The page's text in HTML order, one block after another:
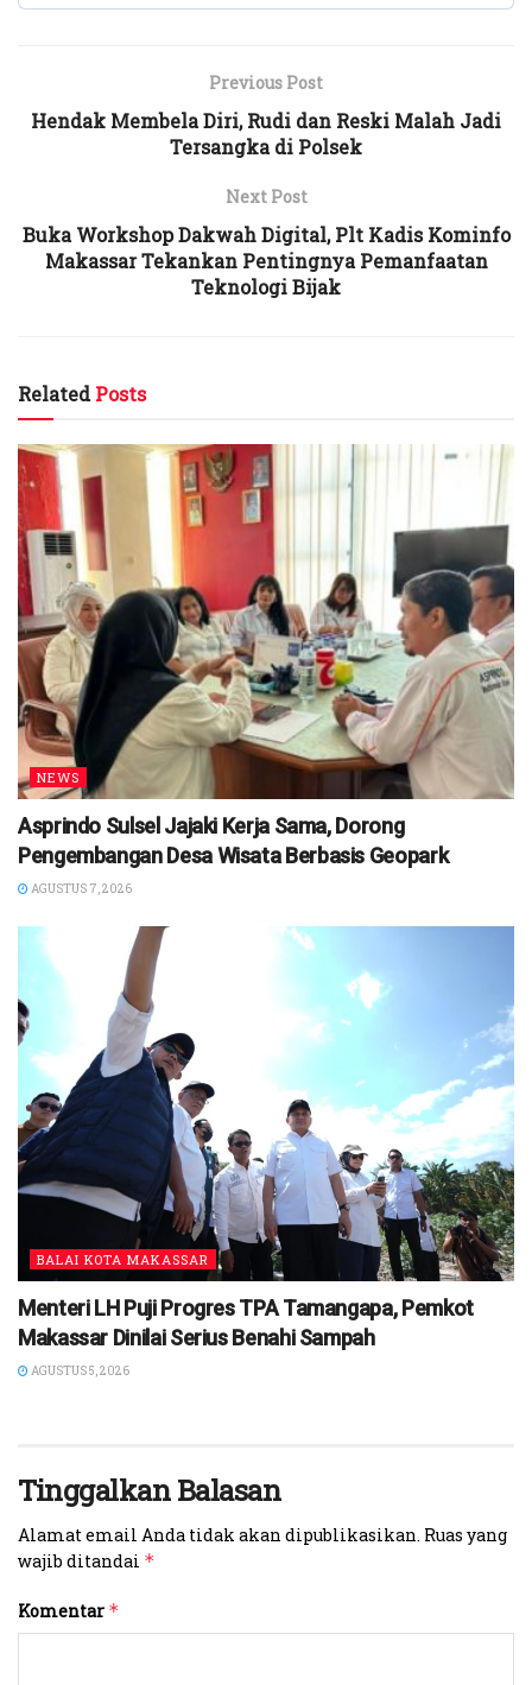
Previous Post
Hendak Membela Diri, Rudi dan Reski Malah Jadi
Tersangka di Polsek
Next Post
Buka Workshop Dakwah Digital, Plt Kadis Kominfo
Makassar Tekankan Pentingnya Pemanfaatan
Teknologi Bijak
RelatedPosts
NEWS
Asprindo Sulsel Jajaki Kerja Sama, Dorong
Pengembangan Desa Wisata Berbasis Geopark
AGUSTUS 7, 2026
BALAI KOTA MAKASSAR
Menteri LH Puji Progres TPA Tamangapa, Pemkot
Makassar Dinilai Serius Benahi Sampah
AGUSTUS 5, 2026
Tinggalkan Balasan
Alamat email Anda tidak akan dipublikasikan. Ruas yang
wajib ditandai *
Komentar *